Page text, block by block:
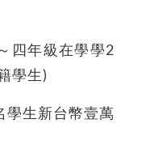
四年級在學學2
學生)
學生新台幣壹萬